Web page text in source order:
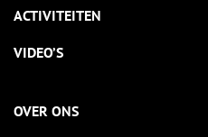
ACTIVITEITEN
VIDEO’S
OVER ONS